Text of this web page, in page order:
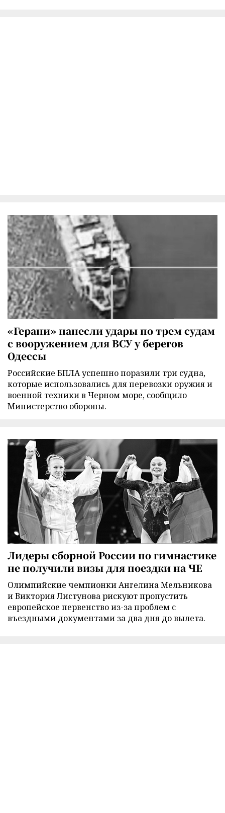
«Герани» нанесли удары по трем судам
с вооружением для ВСУ у берегов
Одессы
Российские БПЛА успешно поразили три судна,
которые использовались для перевозки оружия и
военной техники в Черном море, сообщило
Министерство обороны.
Лидеры сборной России по гимнастике
не получили визы для поездки на ЧЕ
Олимпийские чемпионки Ангелина Мельникова
и Виктория Листунова рискуют пропустить
европейское первенство из-за проблем с
въездными документами за два дня до вылета.